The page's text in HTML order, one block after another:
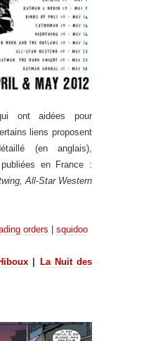
ont aidées pour
liens proposent
(en anglais),
en France :
All-Star Western
orders squidoo
La Nuit des